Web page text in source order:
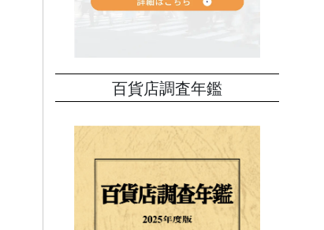
百貨店調査年鑑